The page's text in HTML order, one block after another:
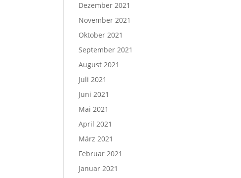
Dezember 2021
November 2021
Oktober 2021
September 2021
August 2021
Juli 2021
Juni 2021
Mai 2021
April 2021
März 2021
Februar 2021
Januar 2021